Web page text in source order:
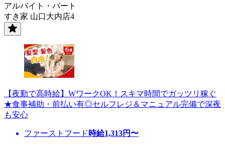
アルバイト・パート
すき家 山口大内店4
【夜勤で高時給】WワークOK！スキマ時間でガッツリ稼ぐ
★食事補助・前払い有◎セルフレジ＆マニュアル完備で深夜
も安心
ファーストフード 時給1,313円〜